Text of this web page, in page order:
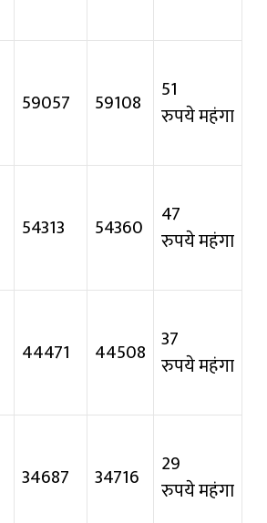
59057 59108
51
रुपये महंगा
54313 54360
47
रुपये महंगा
44471 44508 37
रुपये महंगा
34687 34716
29
रुपये महंगा